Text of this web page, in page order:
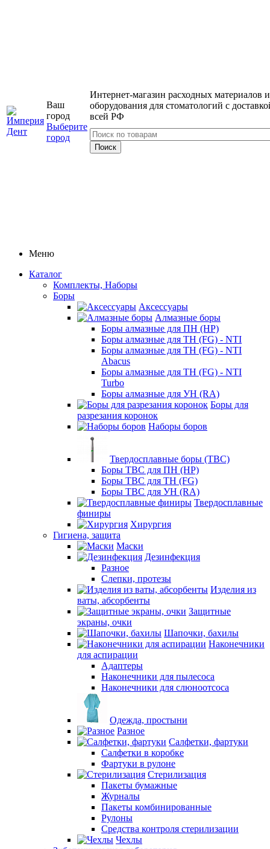
Ваш
город
Выберите
город
Интернет-магазин расходных материалов и
оборудования для стоматологий с
всей РФ
Меню
Каталог
Комплекты, Наборы
Боры
Аксессуары
Алмазные боры
Боры алмазные для ПН (HP)
Боры алмазные для ТН (FG) - NTI
Боры алмазные для ТН (FG) - NTI
Abacus
Боры алмазные для ТН (FG) - NTI
Turbo
Боры алмазные для УН (RA)
Боры для
разрезания коронок
Наборы боров
Твердосплавные боры (ТВС)
Боры ТВС для ПН (HP)
Боры ТВС для ТН (FG)
Боры ТВС для УН (RA)
Твердосплавные
финиры
Хирургия
Гигиена, защита
Маски
Дезинфекция
Разное
Слепки, протезы
Изделия из
ваты, абсорбенты
Защитные
экраны, очки
Шапочки, бахилы
Наконечники
для аспирации
Адаптеры
Наконечники для пылесоса
Наконечники для слюноотсоса
Одежда, простыни
Разное
Салфетки, фартуки
Салфетки в коробке
Фартуки в рулоне
Стерилизация
Пакеты бумажные
Журналы
Пакеты комбинированные
Рулоны
Средства контроля стерилизации
Чехлы